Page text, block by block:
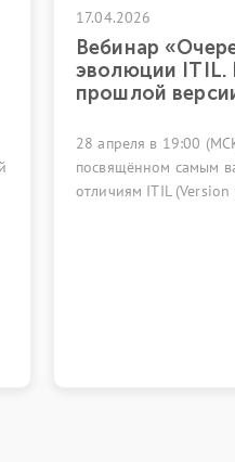
Вебинар «Очередной
эволюции ITIL.
прошлой версии»
28 апреля в 19:00 (МСК) ждём
посвящённом самым важным и
отличиям ITIL (Version 5) от